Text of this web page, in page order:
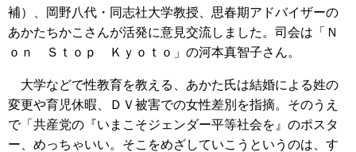
補）、岡野八代・同志社大学教授、思春期アドバイザーの
あかたちかこさんが活発に意見交流しました。司会は「Ｎ
ｏｎ Ｓｔｏｐ Ｋｙｏｔｏ」の河本真智子さん。
大学などで性教育を教える、あかた氏は結婚による姓の
変更や育児休暇、ＤＶ被害での女性差別を指摘。そのうえ
で「共産党の『いまこそジェンダー平等社会を』のポスタ
ー、めっちゃいい。そこをめざしていこうというのは、す